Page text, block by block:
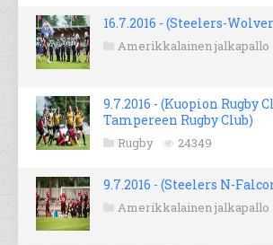
16.7.2016 - (Steelers-
Amerikkalainen jalkapallo
9.7.2016 - (Kuopion Rugby
Tampereen Rugby Club)
Rugby 24349
9.7.2016 - (Steelers N-
Amerikkalainen jalkapallo